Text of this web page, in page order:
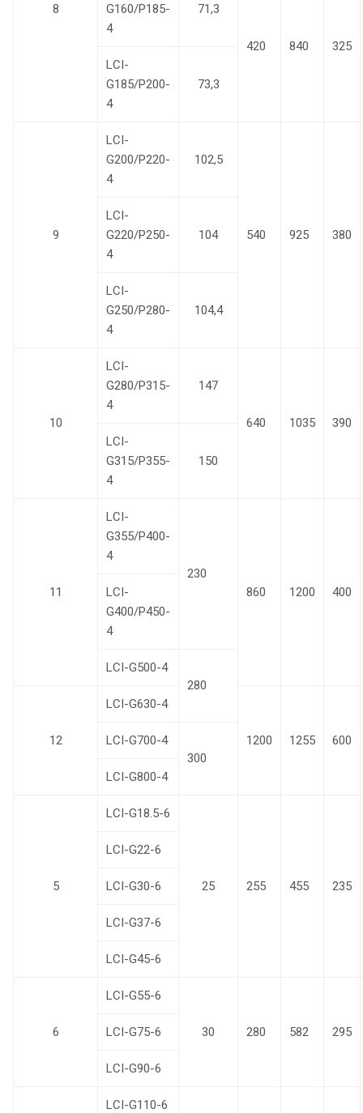
8
G160/P185-
4
71,3
420 840
325
LCI-
G185/P200-
4
73,3
9
LCI-
G200/P220-
4
102,5
540 925 380
LCI-
G220/P250-
4
104
LCI-
G250/P280-
4
104,4
10
LCI-
G280/P315-
4
147
640 1035
390
LCI-
G315/P355-
4
150
11
LCI-
G355/P400-
4
230
860
1200 400
LCI-
G400/P450-
4
LCI-G500-4
280
12
LCI-G630-4
1200 1255 600
LCI-G700-4
300
LCI-G800-4
5
LCI-G18.5-6
25 255 455 235
LCI-G22-6
LCI-G30-6
LCI-G37-6
LCI-G45-6
6
LCI-G55-6
30 280 582 295
LCI-G75-6
LCI-G90-6
LCI-G110-6